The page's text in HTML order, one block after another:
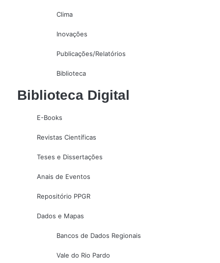
Clima
Inovações
Publicações/Relatórios
Biblioteca
Biblioteca Digital
E-Books
Revistas Científicas
Teses e Dissertações
Anais de Eventos
Repositório PPGR
Dados e Mapas
Bancos de Dados Regionais
Vale do Rio Pardo